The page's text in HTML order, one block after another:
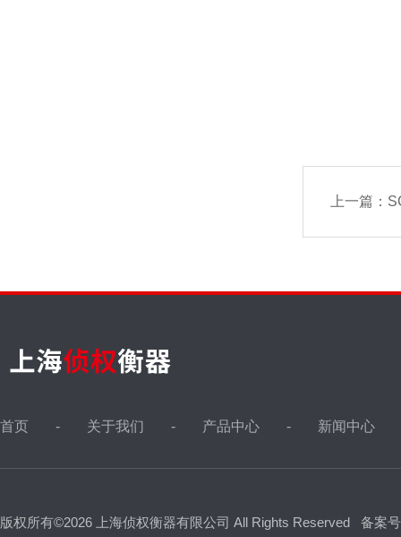
上一篇：
首页 关于我们 产品中心 新闻中心
版权所有©2026 上海侦权衡器有限公司 All Rights Reserved 备案